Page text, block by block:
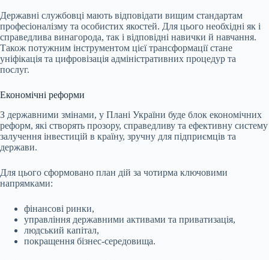
Державні службовці мають відповідати вищим стандартам
професіоналізму та особистих якостей. Для цього необхідні як і
справедлива винагорода, так і відповідні навички й навчання.
Також потужним інструментом цієї трансформації стане
уніфікація та цифровізація адміністративних процедур та
послуг.
Економічні реформи
З державними змінами, у Плані України буде блок економічних
реформ, які створять прозору, справедливу та ефективну систему
залучення інвестицій в країну, зручну для підприємців та
держави.
Для цього сформовано план дій за чотирма ключовими
напрямками:
фінансові ринки,
управління державними активами та приватизація,
людський капітал,
покращення бізнес-середовища.